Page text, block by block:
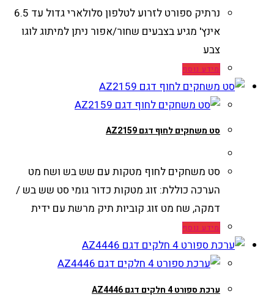
נרתיק ספורט לזרוע לטלפון סלולארי גדול עד 6.5
אינץ' מגיע בצבעים שחור/אפור ניתן למיתוג לוגו
צבע
מידע נוסף
סט משחקים לחוף דגם AZ2159
סט משחקים לחוף מטקות עם שש בש ושח מט
הערכה כוללת: זוג מטקות כדור גומי סט שש בש /
דמקה, שח מט זוג קוביות תיק מרשת עם ידית
מידע נוסף
ערכת ספורט 4 חלקים דגם AZ4446